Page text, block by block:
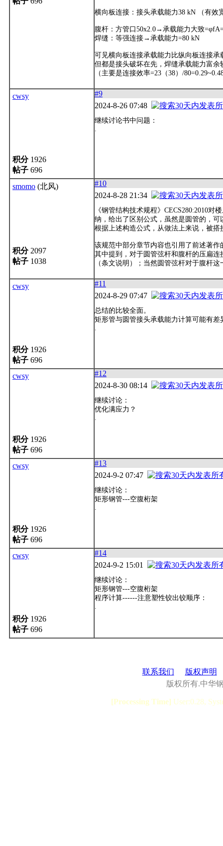
横向板连接：接头承载能力38 kN （有效
腹杆：方管口50x2.0→承载能力大致
焊缝：等强连接→承载能力=80 kN
可见横向板连接承载能力比纵向板连接承
但都是接头破坏在先，焊缝承载能力富
（主要是连接效率=23（38）/
cwsy
积分1926
帖子 696
#9
2024-8-26 07:48
继续讨论书中问题：
.
smomo (北风)
积分2097
帖子 1038
#10
2024-8-28 21:34
《钢管结构技术规程》CECS280:2010对
纳，给出了区别公式，虽然是圆管的，可
根据上述构造公式，从做法上来说，被
该规范中部分章节内容也引用了前述著作
其中提到，对于圆管弦杆和腹杆的压扁
（条文说明）；当然圆管弦杆对于腹杆
cwsy
积分1926
帖子 696
#11
2024-8-29 07:47
总结的比较全面。
矩形管与圆管接头承载能力计算可能有差
.
cwsy
积分1926
帖子 696
#12
2024-8-30 08:14
继续讨论：
优化满应力？
.
cwsy
积分1926
帖子 696
#13
2024-9-2 07:47
继续讨论：
矩形钢管---空腹桁架
.
cwsy
积分1926
帖子 696
#14
2024-9-2 15:01
继续讨论：
矩形钢管---空腹桁架
程序计算------注意塑性铰出铰顺序：
.
联系我们
版权声明
版权所有.中华
[Processing Time] User:0.28,